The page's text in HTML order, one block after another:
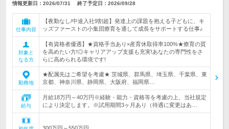
情報更新日：2026/07/31 終了予定日： 2026/09/28
仕事内容
【夜勤なし/中途入社9割超】発達上の課題を抱える子どもに、キ
ッズファーストの小集団療育を通して成長をサポートする仕事♪
対象と
なる方
【有資格者優遇】★資格手当あり×産育休取得率100%★療育の質
を高めたい方!◎キャリアアップ支援も充実!あなたの専門性をさ
らに高められる環境です!
勤務地
★配属先はご希望を考慮★ 茨城県、群馬県、埼玉県、千葉県、東
京都、神奈川県、静岡県、大阪府、福岡県…
給与
月給18万円～40万円※経験・能力・資格等を考慮の上、当社規定
により決定します。※試用期間3ヶ月あり（待遇に変更はあ…
300万円～550万円